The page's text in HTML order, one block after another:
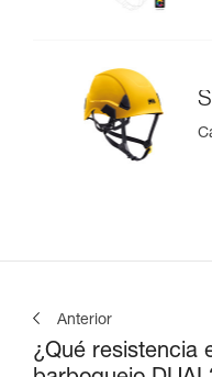
Anterior
¿Qué resistencia